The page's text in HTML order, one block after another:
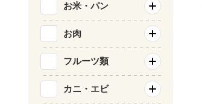
お米・パン
お肉
フルーツ類
カニ・エビ